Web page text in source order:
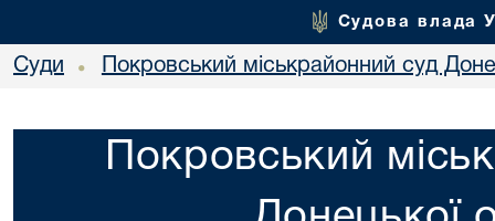
Судова влада
Суди • Покровський міськрайонний суд
Покровський